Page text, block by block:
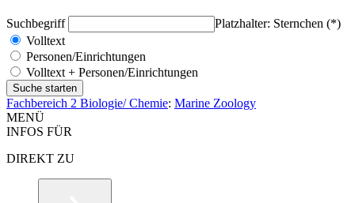
Suchbegriff
Platzhalter: Sternchen (*)
Volltext
Personen/Einrichtungen
Volltext + Personen/Einrichtungen
Fachbereich 2 Biologie/ Chemie: Marine Zoology
MENÜ
INFOS FÜR
DIREKT ZU